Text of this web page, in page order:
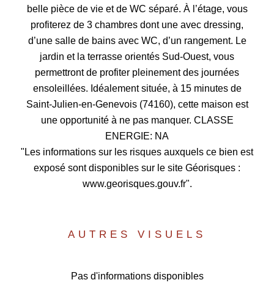
belle pièce de vie et de WC séparé. À l’étage, vous
profiterez de 3 chambres dont une avec dressing,
d’une salle de bains avec WC, d’un rangement. Le
jardin et la terrasse orientés Sud-Ouest, vous
permettront de profiter pleinement des journées
ensoleillées. Idéalement située, à 15 minutes de
Saint-Julien-en-Genevois (74160), cette maison est
une opportunité à ne pas manquer. CLASSE
ENERGIE: NA
"Les informations sur les risques auxquels ce bien est
exposé sont disponibles sur le site Géorisques :
www.georisques.gouv.fr".
AUTRES VISUELS
Pas d'informations disponibles